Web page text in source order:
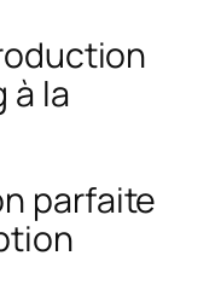
à la
parfaite